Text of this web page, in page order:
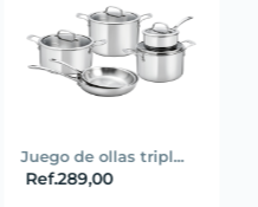
Juego de ollas tripl...
Ref.289,00